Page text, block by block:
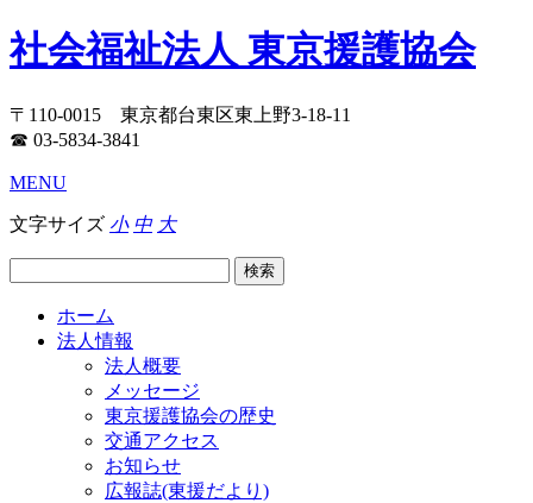
社会福祉法人 東京援護協会
〒110-0015 東京都台東区東上野3-18-11
☎ 03-5834-3841
MENU
文字サイズ 小 中 大
ホーム
法人情報
法人概要
メッセージ
東京援護協会の歴史
交通アクセス
お知らせ
広報誌(東援だより)